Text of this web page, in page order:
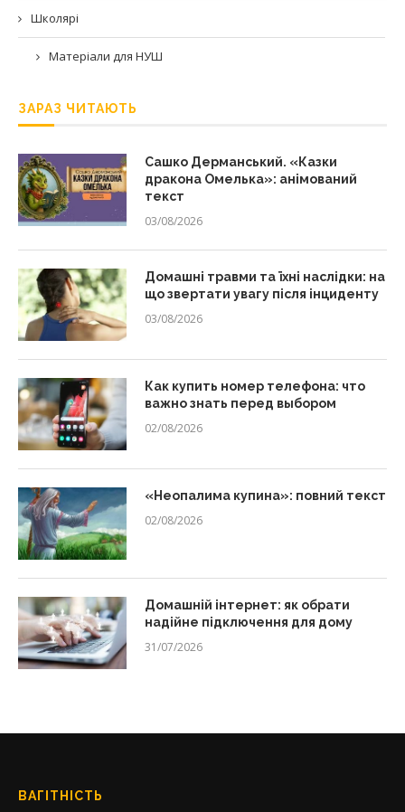
Школярі
Матеріали для НУШ
ЗАРАЗ ЧИТАЮТЬ
Сашко Дерманський. «Казки
дракона Омелька»: анімований
текст
03/08/2026
Домашні травми та їхні наслідки: на
що звертати увагу після інциденту
03/08/2026
Как купить номер телефона: что
важно знать перед выбором
02/08/2026
«Неопалима купина»: повний текст
02/08/2026
Домашній інтернет: як обрати
надійне підключення для дому
31/07/2026
ВАГІТНІСТЬ